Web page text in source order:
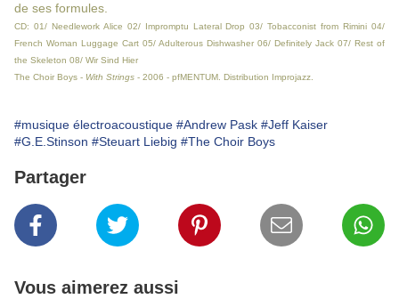
de ses formules.
CD: 01/ Needlework Alice 02/ Impromptu Lateral Drop 03/ Tobacconist from Rimini 04/
French Woman Luggage Cart 05/ Adulterous Dishwasher 06/ Definitely Jack 07/ Rest of
the Skeleton 08/ Wir Sind Hier
The Choir Boys - With Strings - 2006 - pfMENTUM. Distribution Improjazz.
#musique électroacoustique #Andrew Pask #Jeff Kaiser
#G.E.Stinson #Steuart Liebig #The Choir Boys
Partager
Vous aimerez aussi